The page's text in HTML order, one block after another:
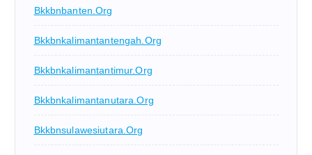
Bkkbnbanten.org
Bkkbnkalimantantengah.org
Bkkbnkalimantantimur.org
Bkkbnkalimantanutara.org
Bkkbnsulawesiutara.org